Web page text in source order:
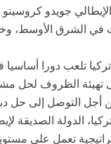
جويدو
في الشرق الأوسط،
تلعب دورا
تهيئة الظروف لحل
التوصل إلى حل
الدولة
تعمل على